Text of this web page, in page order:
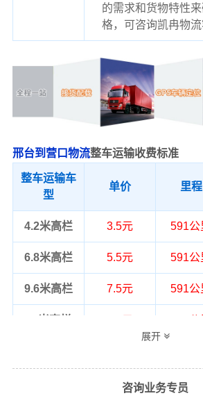
的需求和货物特性
格，可咨询凯冉物流
邢台到营口物流整车运输收费标准
整车运输车
型
单价 里程
4.2米高栏 3.5元 591公
6.8米高栏 5.5元 591公
9.6米高栏 7.5元 591公
整车运输价格计算方
展开
咨询业务专员